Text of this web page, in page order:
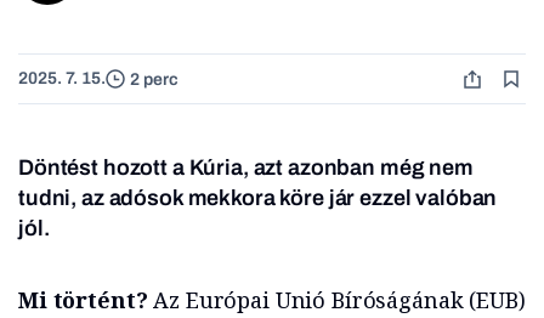
2025. 7. 15. 2 perc
Döntést hozott a Kúria, azt azonban még nem
tudni, az adósok mekkora köre jár ezzel valóban
jól.
Mi történt? Az Európai Unió Bíróságának (EUB)